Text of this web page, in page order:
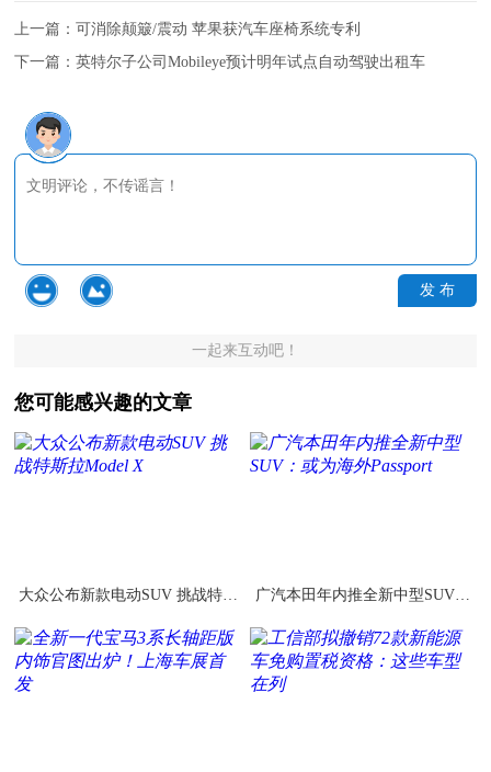
上一篇：可消除颠簸/震动 苹果获汽车座椅系统专利
下一篇：英特尔子公司Mobileye预计明年试点自动驾驶出租车
发 布
一起来互动吧！
您可能感兴趣的文章
大众公布新款电动SUV 挑战特斯
广汽本田年内推全新中型SUV：